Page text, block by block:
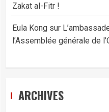
Zakat al-Fitr !
Eula Kong sur
l’Assemblée générale de
ARCHIVES